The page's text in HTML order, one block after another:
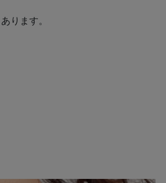
ります。